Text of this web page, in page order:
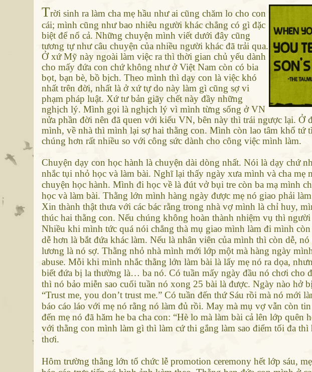
Trời sinh ra làm cha mẹ hầu như ai cũng chăm lo cho con
cái; mình cũng như bao nhiêu người khác chẳng có gì đặc
biệt để nổ cả. Những chuyện mình viết dưới đây cũng
tương tự như câu chuyện của nhiều người khác đã trải qua.
Ở xứ Mỹ này ngoài làm việc ra thì thời gian chủ yếu dành
cho mấy đứa con chứ không như ở Việt Nam còn có bia
bọt, bạn bè, bồ bịch. Theo mình thì dạy con là việc khó
nhất trên đời, nhất là ở xứ tự do này làm gì cũng sợ vi
phạm pháp luật. Xứ tư bản giãy chết này đầy những
nghịch lý. Mình gọi là nghịch lý vì mình từng sống ở VN
nửa phần đời nên đã quen với kiểu VN, bên này thì trái ngược lại. Ở
mình, về nhà thì mình lại sợ hai thằng con. Mình còn lao tâm khổ tứ
chúng hơn rất nhiều so với công sức dành cho công việc mình làm.
Chuyện dạy con học hành là chuyện dài dòng nhất. Nói là dạy chứ
nhắc tụi nhỏ học và làm bài. Nghĩ lại thấy ngày xưa mình và cha mẹ
chuyện học hành. Mình đi học về là đút vở bụi tre còn ba mạ mình
học và làm bài. Thằng lớn mình hàng ngày được mẹ nó giao phải
Xin thành thật thưa với các bác rằng trong nhà vợ mình là chỉ huy,
thúc hai thằng con. Nếu chúng không hoàn thành nhiệm vụ thì
Nhiều khi mình tức quá nói chẳng thà mụ giao mình làm đi mình
dễ hơn là bắt đứa khác làm. Nếu là nhân viên của mình thì còn dễ,
lương là nó sợ. Thằng nhỏ nhà mình mới lớp một mà hàng ngày
abuse. Mỗi khi mình nhắc thằng lớn làm bài là lấy mẹ nó ra dọa,
biết đứa bị la thường là… ba nó. Có tuần mấy ngày đầu nó chơi cho
thì nó bảo miễn sao cuối tuần nó xong 25 bài là được. Ngày nào hở
“Trust me, you don’t trust me.” Có tuần đến thứ Sáu rồi mà nó mới
báo cáo láo với mẹ nó rằng nó làm đủ rồi. May mà mụ vợ vẫn còn
đến mẹ nó đã hăm he ba cha con: “Hè lo mà làm bài cả lên lớp quên
với thằng con mình làm gì thì làm cứ thi gắng làm sao điểm tối đa thì
thơi.
Hôm trường thằng lớn tổ chức lễ promotion ceremony hết lớp sáu,